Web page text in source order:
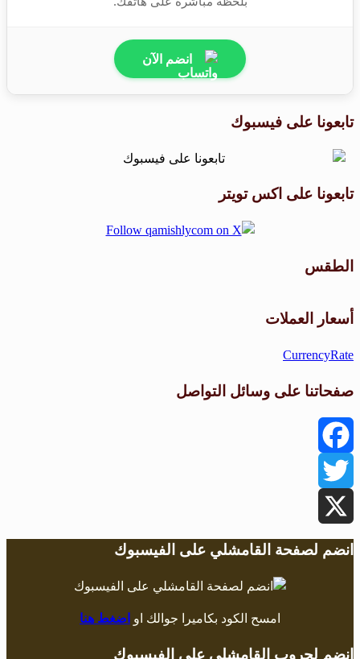
انضم الآن
تابعونا على فيسبوك
تابعونا على اكس تويتر
الطقس
أسعار العملات
CurrencyRate
صفحاتنا على وسائل التواصل
Facebook
Twitter
X
انضم لصفحة القامشلي على الفيسبوك
امسح الكود بكاميرا جوالك او اضغط هنا
انضم لجروب القامشلي على الفيسبوك